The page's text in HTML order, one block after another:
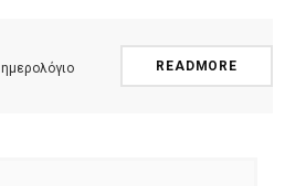
ημερολόγιο
READMORE